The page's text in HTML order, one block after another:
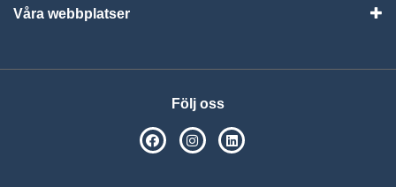
Våra webbplatser
Följ oss
SPSM på Facebook
SPSM på Instagram